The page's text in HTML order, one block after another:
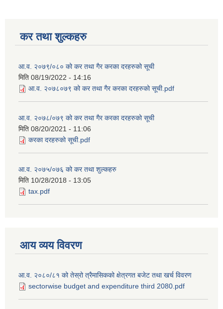
कर तथा शुल्कहरु
आ.व. २०७९/०८० को कर तथा गैर करका दरहरुको सूची
मिति 08/19/2022 - 14:16
आ.व. २०७८०७९ को कर तथा गैर करका दरहरुको सूची.pdf
आ.व. २०७८/०७९ को कर तथा गैर करका दरहरुको सूची
मिति 08/20/2021 - 11:06
करका दरहरुको सूची.pdf
आ.व. २०७५/०७६ को कर तथा शुल्कहरु
मिति 10/28/2018 - 13:05
tax.pdf
आय व्यय विवरण
आ.व. २०८०/८१ को तेस्रो त्रैमासिकको क्षेत्रगत बजेट तथा खर्च विवरण
sectorwise budget and expenditure third 2080.pdf